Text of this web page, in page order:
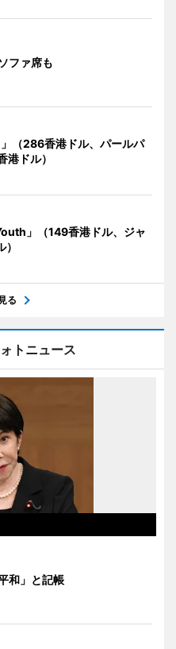
ファ席も
（286香港ドル、パールパ
港ドル）
」（149香港ドル、ジャ
る
トニュース
和」と記帳